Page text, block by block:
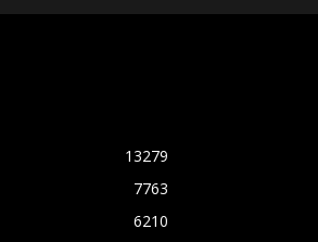
13279
7763
6210